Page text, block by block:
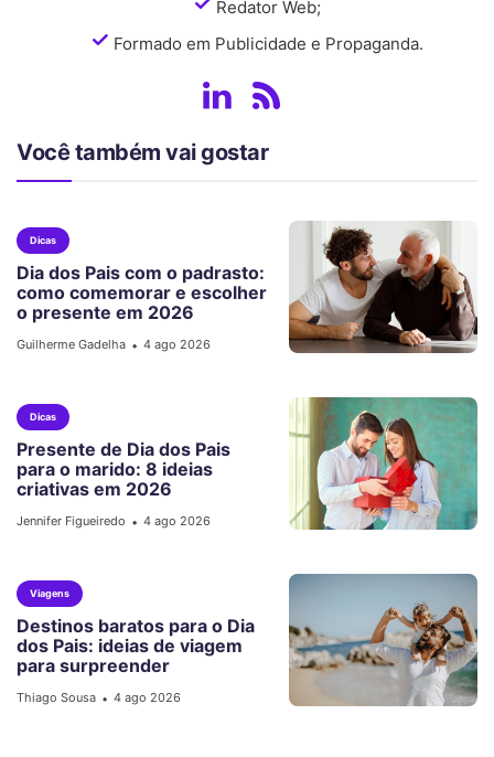
Redator Web;
Formado em Publicidade e Propaganda.
Você também vai gostar
Dicas
Dia dos Pais com o padrasto:
como comemorar e escolher
o presente em 2026
Guilherme Gadelha • 4 ago 2026
Dicas
Presente de Dia dos Pais
para o marido: 8 ideias
criativas em 2026
Jennifer Figueiredo • 4 ago 2026
Viagens
Destinos baratos para o Dia
dos Pais: ideias de viagem
para surpreender
Thiago Sousa • 4 ago 2026